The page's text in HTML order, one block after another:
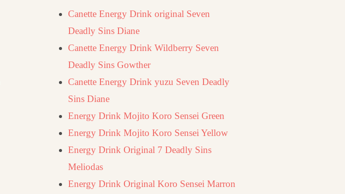
Canette Energy Drink original Seven
Deadly Sins Diane
Canette Energy Drink Wildberry Seven
Deadly Sins Gowther
Canette Energy Drink yuzu Seven Deadly
Sins Diane
Energy Drink Mojito Koro Sensei Green
Energy Drink Mojito Koro Sensei Yellow
Energy Drink Original 7 Deadly Sins
Meliodas
Energy Drink Original Koro Sensei Marron